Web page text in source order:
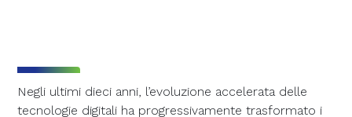
Negli ultimi dieci anni, l’evoluzione accelerata delle
tecnologie digitali ha progressivamente trasformato i